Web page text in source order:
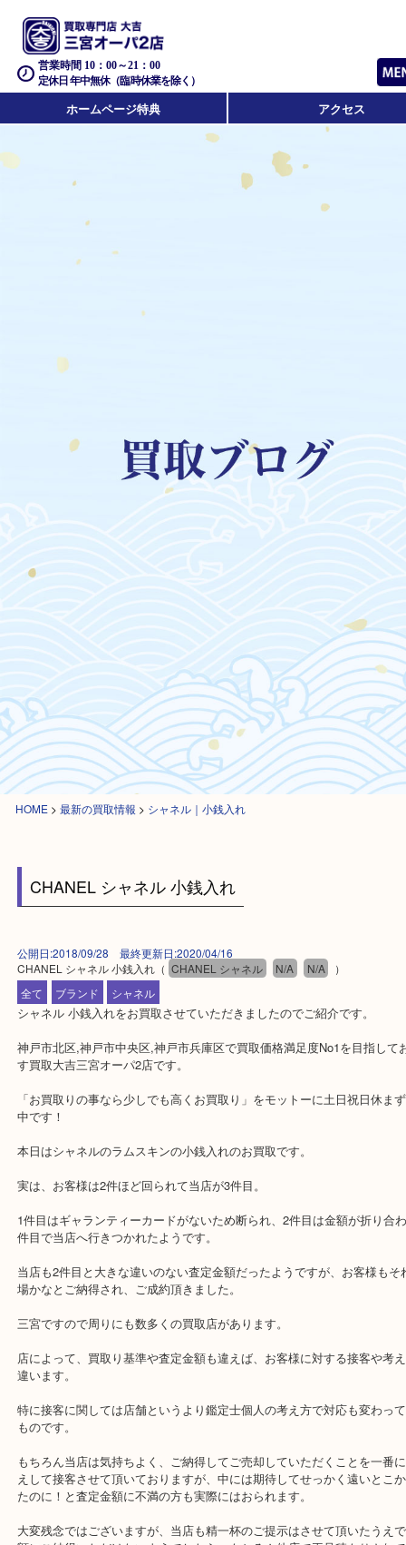
営業時間 10：00～21：00
定休日 年中無休（臨時休業を除く）
ホームページ特典 アクセス
HOME
CHANEL シャネル 小銭入れ
公開日:2018/09/28 最終更新日:2020/04/16
CHANEL シャネル 小銭入れ（ CHANEL シャネル N/A N/A ）
全て
ブランド シャネル
神戸市北区,神戸市中央区,神戸市兵庫区で買取価格満足度No1を目
す買取大吉三宮オーパ2店です。
「お買取りの事なら少しでも高くお買取り」をモットーに土日祝日
本日はシャネルのラムスキンの小銭入れのお買取です。
実は、お客様は2件ほど回られて当店が3件目。
件目で当店へ行きつかれたようです。
当店も2件目と大きな違いのない査定金額だったようですが、お客
場かなとご納得され、ご成約頂きました。
三宮ですので周りにも数多くの買取店があります。
店によって、買取り基準や査定金額も違えば、お客様に対する接客
違います。
ものです。